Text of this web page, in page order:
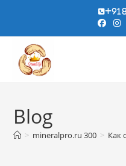
content
+91
Blog
> mineralpro.ru 300 > Как